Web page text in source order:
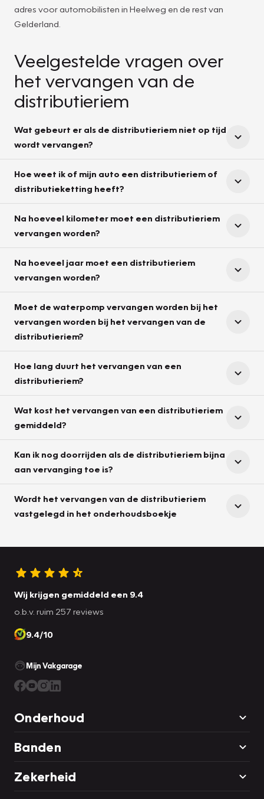
adres voor automobilisten in Heelweg en de rest van
Gelderland.
Veelgestelde vragen over
het vervangen van de
distributieriem
Wat gebeurt er als de distributieriem niet op tijd
wordt vervangen?
Hoe weet ik of mijn auto een distributieriem of
distributieketting heeft?
Na hoeveel kilometer moet een distributieriem
vervangen worden?
Na hoeveel jaar moet een distributieriem
vervangen worden?
Moet de waterpomp vervangen worden bij het
vervangen worden bij het vervangen van de
distributieriem?
Hoe lang duurt het vervangen van een
distributieriem?
Wat kost het vervangen van een distributieriem
gemiddeld?
Kan ik nog doorrijden als de distributieriem bijna
aan vervanging toe is?
Wordt het vervangen van de distributieriem
vastgelegd in het onderhoudsboekje
Wij krijgen gemiddeld een 9.4
o.b.v. ruim 257 reviews
9.4/10
Mijn Vakgarage
Onderhoud
Banden
Zekerheid